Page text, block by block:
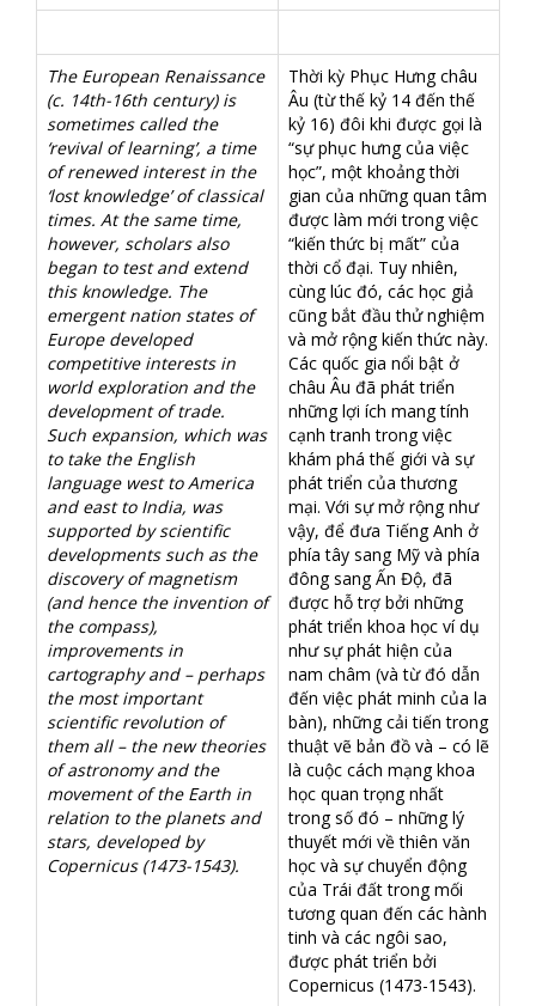
The European Renaissance
(c. 14th-16th century) is
sometimes called the
‘revival of learning’, a time
of renewed interest in the
‘lost knowledge’ of classical
times. At the same time,
however, scholars also
began to test and extend
this knowledge. The
emergent nation states of
Europe developed
competitive interests in
world exploration and the
development of trade.
Such expansion, which was
to take the English
language west to America
and east to India, was
supported by scientific
developments such as the
discovery of magnetism
(and hence the invention of
the compass),
improvements in
cartography and – perhaps
the most important
scientific revolution of
them all – the new theories
of astronomy and the
movement of the Earth in
relation to the planets and
stars, developed by
Copernicus (1473-1543).
Thời kỳ Phục Hưng châu
Âu (từ thế kỷ 14 đến thế
kỷ 16) đôi khi được gọi là
“sự phục hưng của việc
học”, một khoảng thời
gian của những quan tâm
được làm mới trong việc
“kiến thức bị mất” của
thời cổ đại. Tuy nhiên,
cùng lúc đó, các học giả
cũng bắt đầu thử nghiệm
và mở rộng kiến ​​thức này.
Các quốc gia nổi bật ở
châu Âu đã phát triển
những lợi ích mang tính
cạnh tranh trong việc
khám phá thế giới và sự
phát triển của thương
mại. Với sự mở rộng như
vậy, để đưa Tiếng Anh ở
phía tây sang Mỹ và phía
đông sang Ấn Độ, đã
được hỗ trợ bởi những
phát triển khoa học ví dụ
như sự phát hiện của
nam châm (và từ đó dẫn
đến việc phát minh của la
bàn), những cải tiến trong
thuật vẽ bản đồ và – có lẽ
là cuộc cách mạng khoa
học quan trọng nhất
trong số đó – những lý
thuyết mới về thiên văn
học và sự chuyển động
của Trái đất trong mối
tương quan đến các hành
tinh và các ngôi sao,
được phát triển bởi
Copernicus (1473-1543).